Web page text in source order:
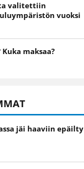
valitettiin
vuoksi
maksaa?
jäi haaviin epäilty